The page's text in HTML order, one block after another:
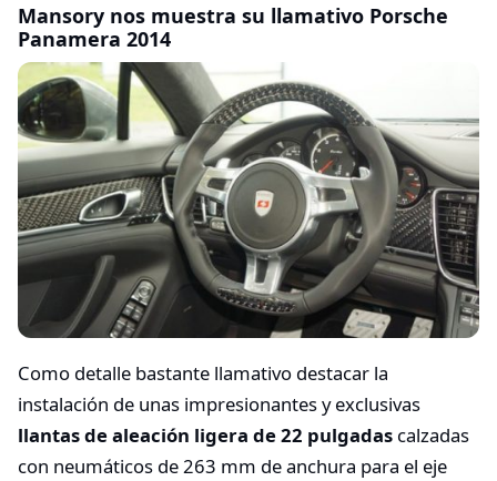
Mansory nos muestra su llamativo Porsche
Panamera 2014
Como detalle bastante llamativo destacar la
instalación de unas impresionantes y exclusivas
llantas de aleación ligera de 22 pulgadas calzadas
con neumáticos de 263 mm de anchura para el eje